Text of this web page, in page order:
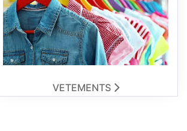
VETEMENTS